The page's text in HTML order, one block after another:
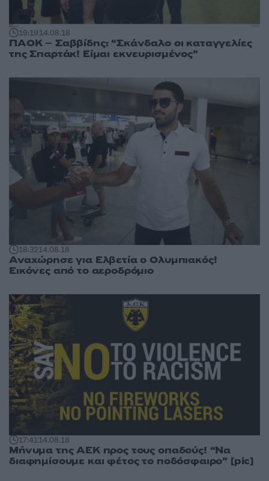
19:1914.08.18
ΠΑΟΚ – Σαββίδης: “Σκάνδαλο οι καταγγελίες
της Σπαρτάκ! Είμαι εκνευρισμένος”
18:3214.08.18
Αναχώρησε για Ελβετία ο Ολυμπιακός!
Εικόνες από το αεροδρόμιο
17:4114.08.18
Μήνυμα της ΑΕΚ προς τους οπαδούς! “Να
διαφημίσουμε και φέτος το ποδόσφαιρο” [pic]